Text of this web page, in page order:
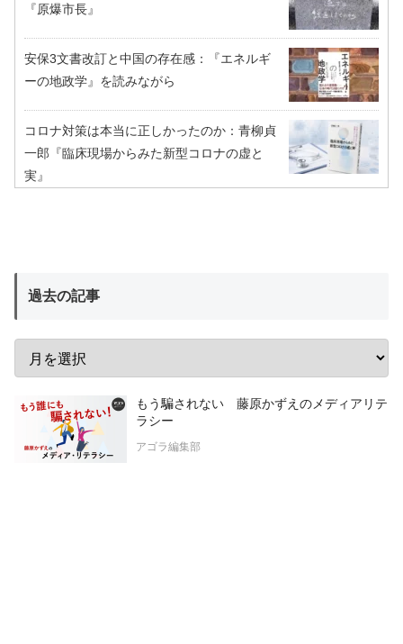
『原爆市長』
安保3文書改訂と中国の存在感：『エネルギ
ーの地政学』を読みながら
コロナ対策は本当に正しかったのか：青柳貞
一郎『臨床現場からみた新型コロナの虚と
実』
過去の記事
もう騙されない 藤原かずえのメディアリテ
ラシー
アゴラ編集部